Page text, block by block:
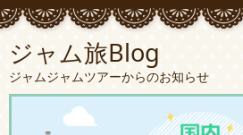
ジャム旅Blog
ジャムジャムツアーからのお知らせ